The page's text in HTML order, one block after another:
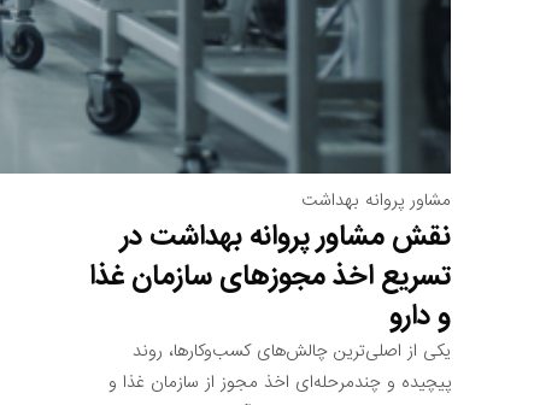
مشاور پروانه بهداشت
نقش مشاور پروانه بهداشت در
تسریع اخذ مجوزهای سازمان غذا
و دارو
یکی از اصلی‌ترین چالش‌های کسب‌وکارها، روند
پیچیده و چندمرحله‌ای اخذ مجوز از سازمان غذا و